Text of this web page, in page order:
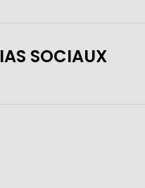
SOCIAUX